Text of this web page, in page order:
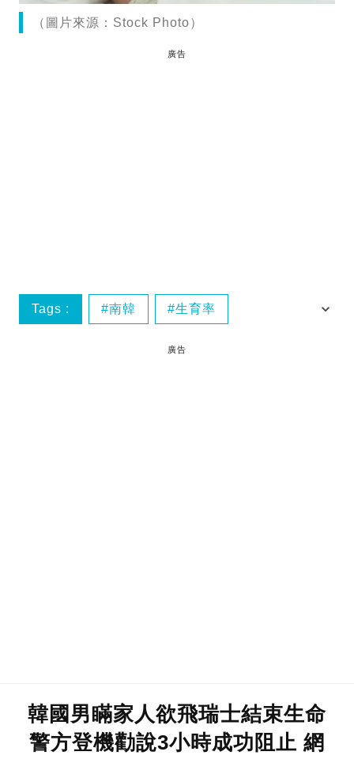
（圖片來源：Stock Photo）
廣告
Tags : 南韓 生育率
廣告
韓國男瞞家人欲飛瑞士結束生命
警方登機勸說3小時成功阻止 網